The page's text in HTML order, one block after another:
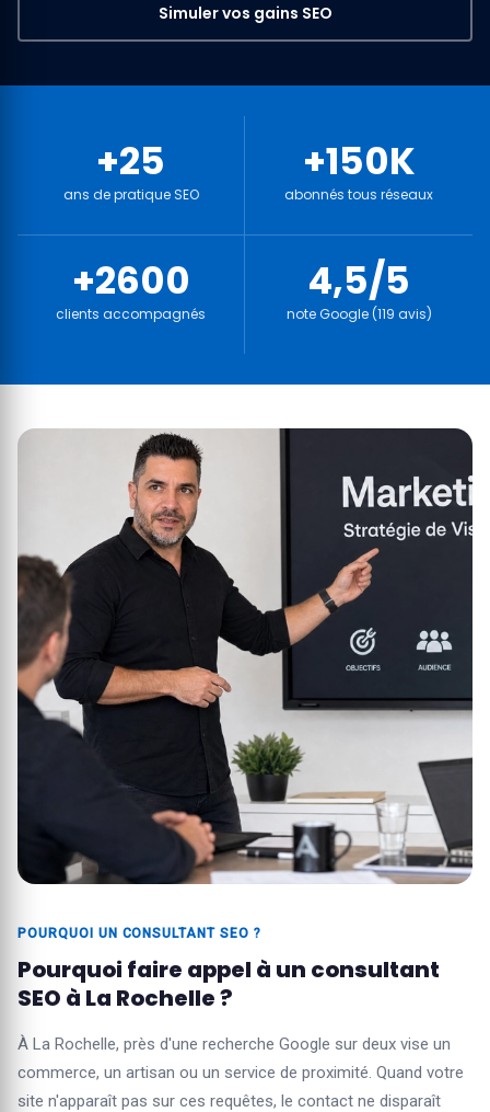
Simuler vos gains SEO
+25
ans de pratique SEO
+150K
abonnés tous réseaux
+2600
clients accompagnés
4,5/5
note Google (119 avis)
POURQUOI UN CONSULTANT SEO ?
Pourquoi faire appel à un consultant
SEO à La Rochelle ?
À La Rochelle, près d'une recherche Google sur deux vise un
commerce, un artisan ou un service de proximité. Quand votre
site n'apparaît pas sur ces requêtes, le contact ne disparaît